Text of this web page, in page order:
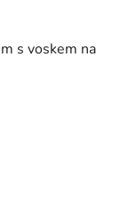
s voskem na